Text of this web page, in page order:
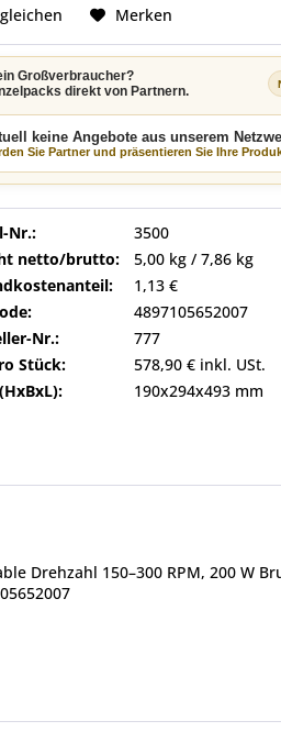
Merken
Großverbraucher?
direkt von Partnern.
keine Angebote aus unserem
Sie Partner und präsentieren Sie Ihre
Nr.:
3500
netto/brutto:
5,00 kg / 7,86 kg
1,13 €
4897105652007
Nr.:
777
Stück:
578,90 € inkl. USt.
190x294x493 mm
Drehzahl 150–300 RPM, 200 W